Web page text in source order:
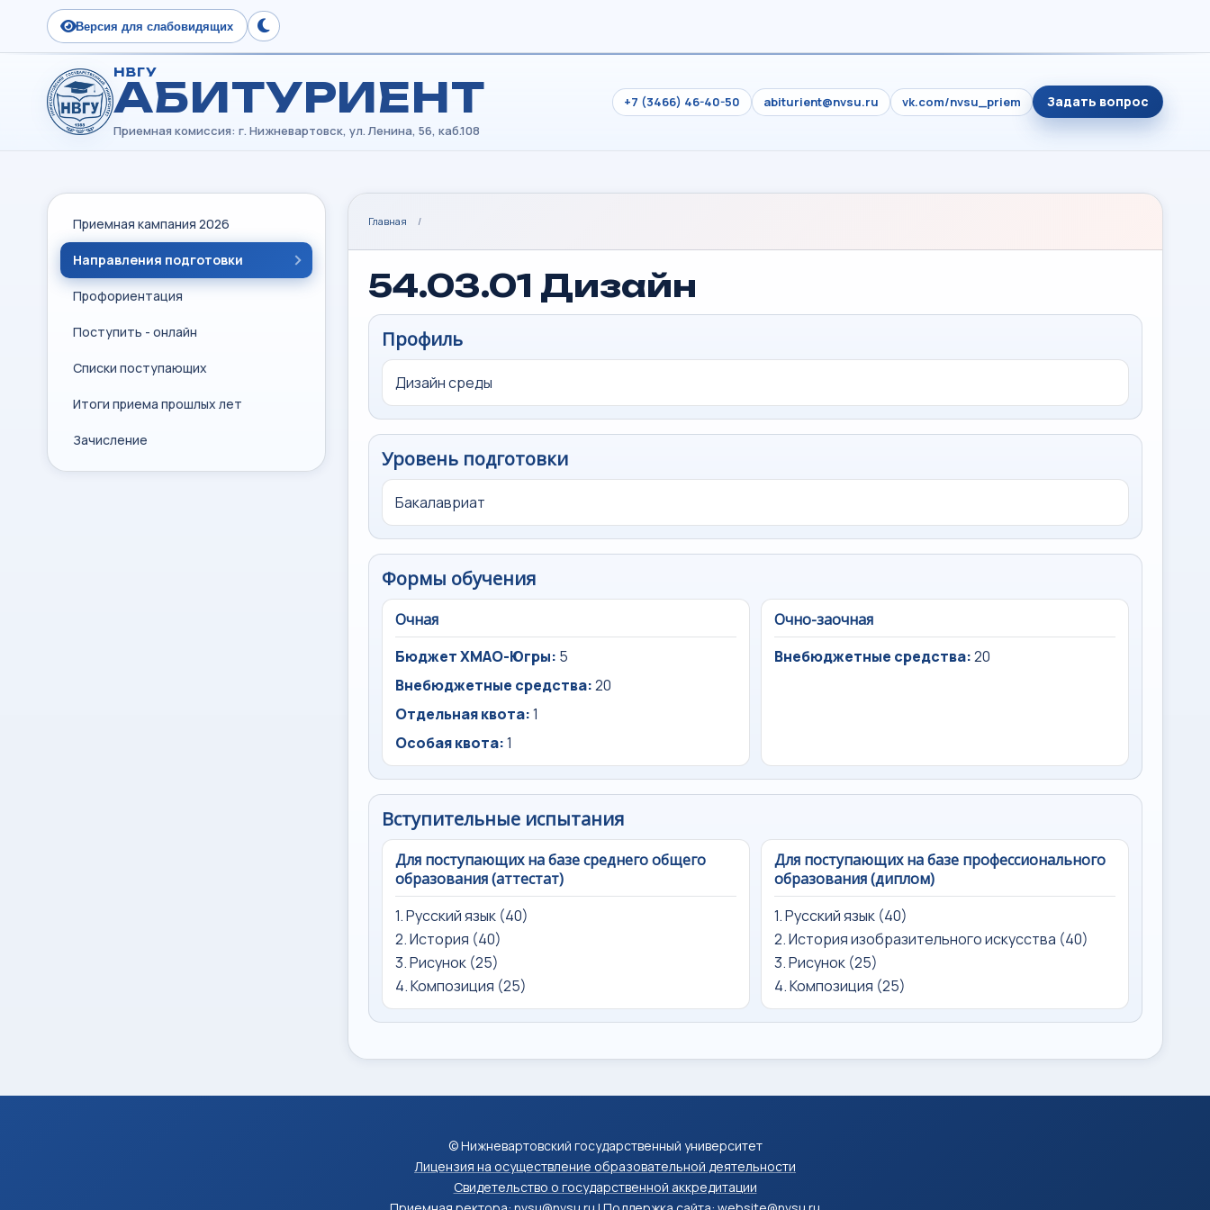
Версия для слабовидящих Сменить тему
НВГУ
АБИТУРИЕНТ +7 (3466) 46-40-50 abiturient@nvsu.ru vk.com/nvsu_priem Задать вопрос
Приемная кампания 2026
Направления подготовки
Профориентация
Поступить - онлайн
Списки поступающих
Итоги приема прошлых лет
Зачисление
Главная /
54.03.01 Дизайн
Профиль
Дизайн среды
Уровень подготовки
Бакалавриат
Формы обучения
Очная
Бюджет ХМАО-Югры: 5
Внебюджетные средства:20
Отдельная квота:1
Особая квота:1
Очно-заочная
Внебюджетные средства:20
Вступительные испытания
Для поступающих на базе среднего общего
образования (аттестат)
1. Русский язык (40)
2. История (40)
3. Рисунок (25)
4. Композиция (25)
Для поступающих на базе профессионального
образования (диплом)
1. Русский язык (40)
2. История изобразительного искусства (40)
3. Рисунок (25)
4. Композиция (25)
© Нижневартовский государственный университет
Лицензия на осуществление образовательной деятельности
Свидетельство о государственной аккредитации